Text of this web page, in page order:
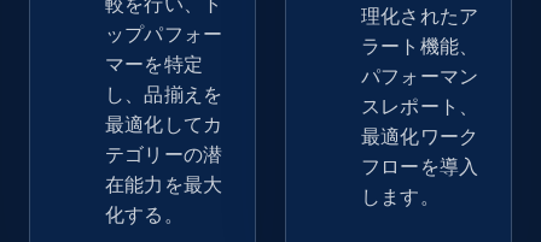
2.5K+ 今すぐ始める
Google Shopping
URL, Product id, Title, Product description,
Rating, Reviews count, Images, Variations, and
ップパフォー
マーを特定
し、品揃えを
最適化してカ
テゴリーの潜
在能力を最大
化する。
理化されたア
ラート機能、
パフォーマン
スレポート、
最適化ワーク
フローを導入
します。